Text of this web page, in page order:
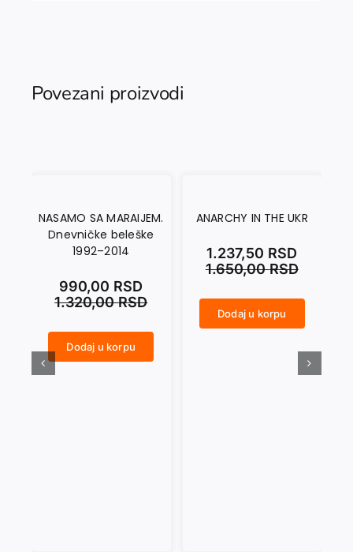
Povezani proizvodi
NASAMO SA MARAIJEM.
Dnevničke beleške
1992–2014
1.320,00RSD
990,00 RSD
Dodaj u korpu
ANARCHY IN THE UKR
1.650,00RSD
1.237,50 RSD
Dodaj u korpu